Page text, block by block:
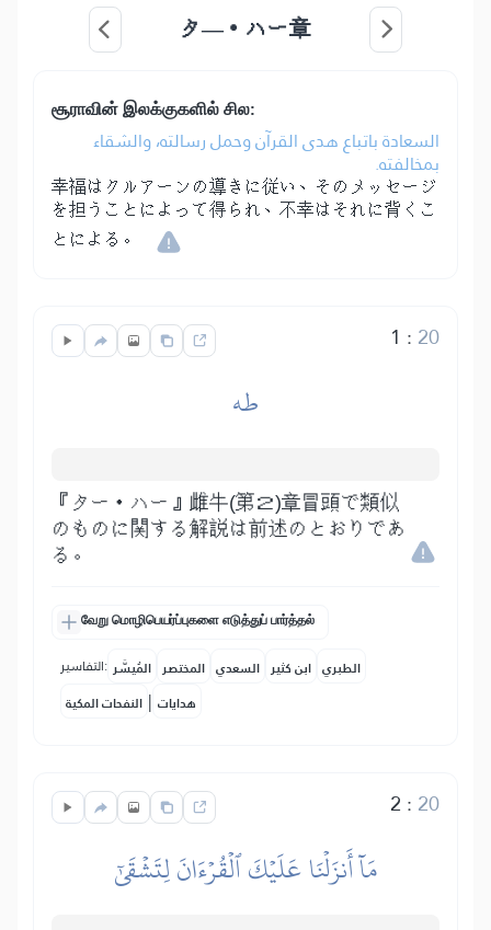
タ―・ハー章
சூராவின் இலக்குகளில் சில:
السعادة باتباع هدى القرآن وحمل رسالته، والشقاء
بمخالفته.
幸福はクルアーンの導きに従い、そのメッセージ
を担うことによって得られ、不幸はそれに背くこ
とによる。
1 : 20
طه
『ター・ハー』雌牛(第２)章冒頭で類似
のものに関する解説は前述のとおりであ
る。
வேறு மொழிபெயர்ப்புகளை எடுத்துப் பார்த்தல்
التفاسير: المُيسَّر المختصر السعدي ابن كثير الطبري
النفحات المكية | هدايات
2 : 20
مَآ أَنزَلۡنَا عَلَيۡكَ ٱلۡقُرۡءَانَ لِتَشۡقَىٰٓ